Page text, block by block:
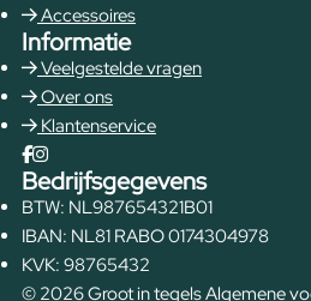
Accessoires
Informatie
Veelgestelde vragen
Over ons
Klantenservice
Bedrijfsgegevens
BTW: NL987654321B01
IBAN: NL81 RABO 0174304978
KVK: 98765432
© 2026 Groot in tegelsAlgemene